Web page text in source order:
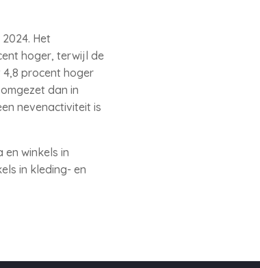
Het
hoger, terwijl de
procent hoger
dan in
nevenactiviteit is
en winkels in
in kleding- en